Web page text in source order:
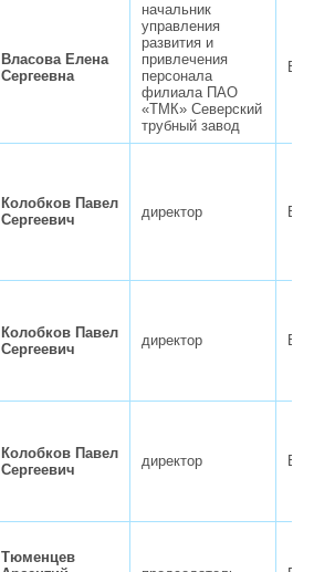
Власова Елена
Сергеевна
начальник
управления
развития и
привлечения
персонала
филиала ПАО
«ТМК» Северский
трубный завод
Колобков Павел
Сергеевич
директор
Колобков Павел
Сергеевич
директор
Колобков Павел
Сергеевич
директор
Тюменцев